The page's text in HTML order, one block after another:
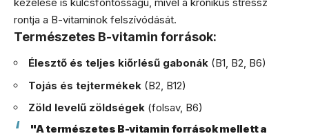
rontja a B-vitaminok felszívódását.
Természetes B-vitamin források:
Élesztő és teljes kiőrlésű gabonák (B1, B2, B6)
Tojás és tejtermékek (B2, B12)
Zöld levelű zöldségek (folsav, B6)
"A természetes B-vitamin források mellett a